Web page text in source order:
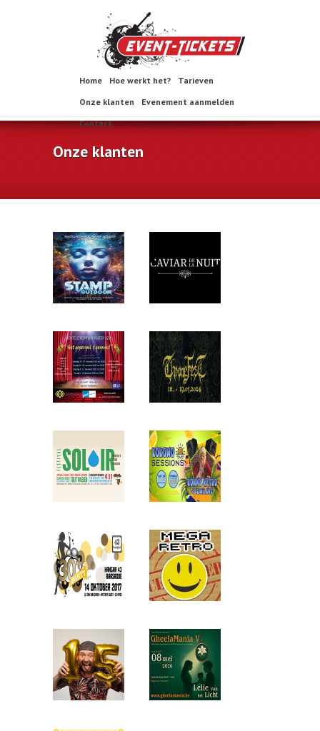
Home Hoe werkt het?
Tarieven
Onze klanten
Evenement aanmelden
Contact
Onze klanten